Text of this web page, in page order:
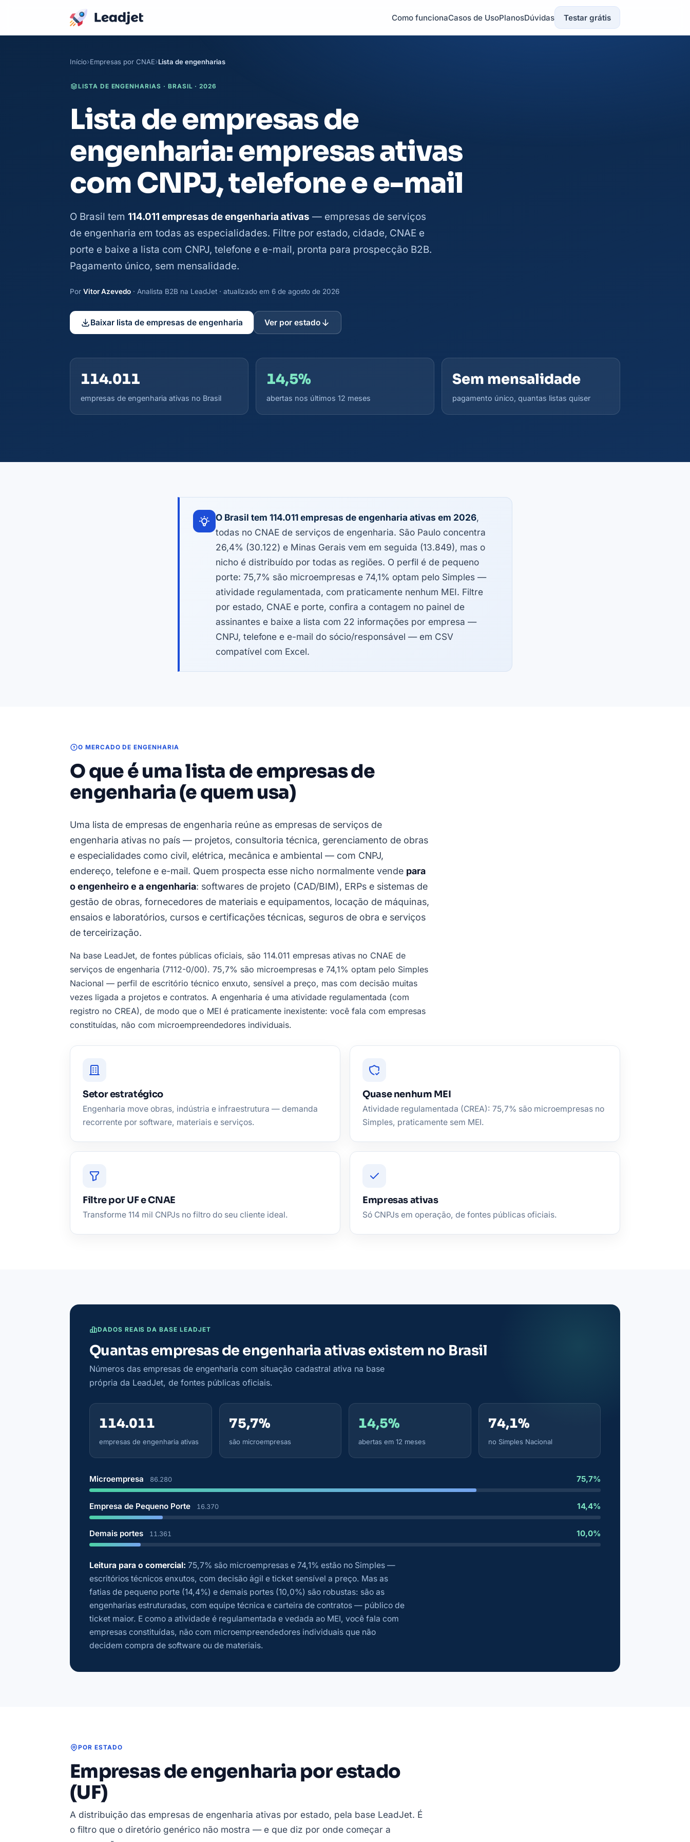
Como funcionaCasos de UsoPlanosDúvidas Testar grátis
Início Empresas por CNAE Lista de engenharias
LISTA DE ENGENHARIAS · BRASIL · 2026
Lista de empresas de
engenharia: empresas ativas
com CNPJ, telefone e e-mail
O Brasil tem 114.011 empresas de engenharia ativas — empresas de serviços
de engenharia em todas as especialidades. Filtre por estado, cidade, CNAE e
porte e baixe a lista com CNPJ, telefone e e-mail, pronta para prospecção B2B.
Pagamento único, sem mensalidade.
Por Vitor Azevedo · Analista B2B na LeadJet · atualizado em 6 de agosto de 2026
Baixar lista de empresas de engenharia Ver por estado
114.011
empresas de engenharia ativas no Brasil
14,5%
abertas nos últimos 12 meses
Sem mensalidade
pagamento único, quantas listas quiser
O Brasil tem 114.011 empresas de engenharia ativas em 2026,
todas no CNAE de serviços de engenharia. São Paulo concentra
26,4% (30.122) e Minas Gerais vem em seguida (13.849), mas o
nicho é distribuído por todas as regiões. O perfil é de pequeno
porte: 75,7% são microempresas e 74,1% optam pelo Simples —
atividade regulamentada, com praticamente nenhum MEI. Filtre
por estado, CNAE e porte, confira a contagem no painel de
assinantes e baixe a lista com 22 informações por empresa —
CNPJ, telefone e e-mail do sócio/responsável — em CSV
compatível com Excel.
O MERCADO DE ENGENHARIA
O que é uma lista de empresas de
engenharia (e quem usa)
Uma lista de empresas de engenharia reúne as empresas de serviços de
engenharia ativas no país — projetos, consultoria técnica, gerenciamento de obras
e especialidades como civil, elétrica, mecânica e ambiental — com CNPJ,
endereço, telefone e e-mail. Quem prospecta esse nicho normalmente vende para
o engenheiro e a engenharia: softwares de projeto (CAD/BIM), ERPs e sistemas de
gestão de obras, fornecedores de materiais e equipamentos, locação de máquinas,
ensaios e laboratórios, cursos e certificações técnicas, seguros de obra e serviços
de terceirização.
Na base LeadJet, de fontes públicas oficiais, são 114.011 empresas ativas no CNAE de
serviços de engenharia (7112-0/00). 75,7% são microempresas e 74,1% optam pelo Simples
Nacional — perfil de escritório técnico enxuto, sensível a preço, mas com decisão muitas
vezes ligada a projetos e contratos. A engenharia é uma atividade regulamentada (com
registro no CREA), de modo que o MEI é praticamente inexistente: você fala com empresas
constituídas, não com microempreendedores individuais.
Setor estratégico
Engenharia move obras, indústria e infraestrutura — demanda
recorrente por software, materiais e serviços.
Quase nenhum MEI
Atividade regulamentada (CREA): 75,7% são microempresas no
Simples, praticamente sem MEI.
Filtre por UF e CNAE
Transforme 114 mil CNPJs no filtro do seu cliente ideal.
Empresas ativas
Só CNPJs em operação, de fontes públicas oficiais.
DADOS REAIS DA BASE LEADJET
Quantas empresas de engenharia ativas existem no Brasil
Números das empresas de engenharia com situação cadastral ativa na base
própria da LeadJet, de fontes públicas oficiais.
114.011
empresas de engenharia ativas
75,7%
são microempresas
14,5%
abertas em 12 meses
74,1%
no Simples Nacional
Microempresa 86.280 75,7%
Empresa de Pequeno Porte 16.370 14,4%
Demais portes 11.361 10,0%
Leitura para o comercial: 75,7% são microempresas e 74,1% estão no Simples —
escritórios técnicos enxutos, com decisão ágil e ticket sensível a preço. Mas as
fatias de pequeno porte (14,4%) e demais portes (10,0%) são robustas: são as
engenharias estruturadas, com equipe técnica e carteira de contratos — público de
ticket maior. E como a atividade é regulamentada e vedada ao MEI, você fala com
empresas constituídas, não com microempreendedores individuais que não
decidem compra de software ou de materiais.
POR ESTADO
Empresas de engenharia por estado
(UF)
A distribuição das empresas de engenharia ativas por estado, pela base LeadJet. É
o filtro que o diretório genérico não mostra — e que diz por onde começar a